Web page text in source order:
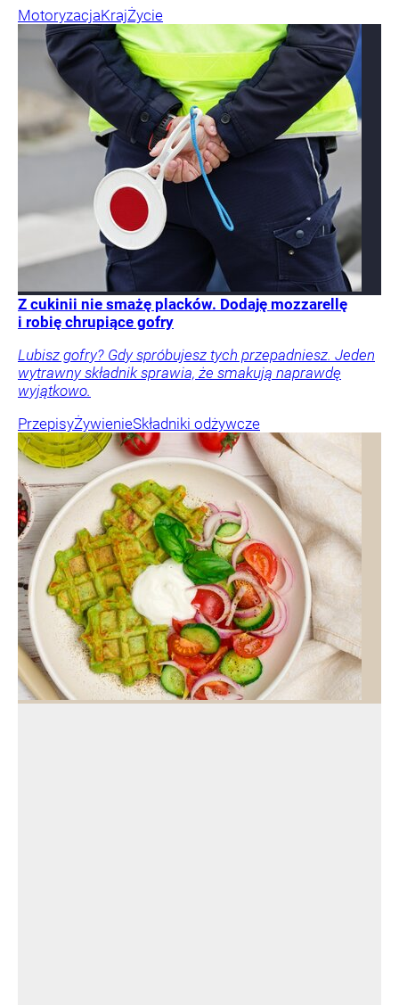
MotoryzacjaKrajŻycie
Z cukinii nie smażę placków. Dodaję mozzarellę
i robię chrupiące gofry
Lubisz gofry? Gdy spróbujesz tych przepadniesz. Jeden
wytrawny składnik sprawia, że smakują naprawdę
wyjątkowo.
PrzepisyŻywienieSkładniki odżywcze